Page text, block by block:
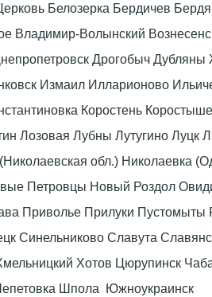
Белозерка Бердичев
Владимир-Волынский
Дрогобыч
Измаил Илларионово
Коростень
Лозовая Лубны Лутугино
обл.) Николаевка
Петровцы Новый Роздол
Приволье Прилуки Пустомыты
Синельниково Славута
Хотов Цюрупинск
Шпола Южноукраинск